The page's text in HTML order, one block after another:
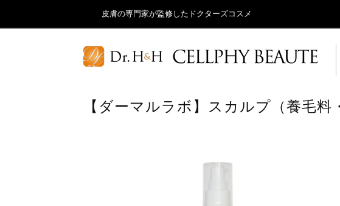
皮膚の専門家が監修したドクターズコスメ
【ダーマルラボ】スカルプ（養毛料